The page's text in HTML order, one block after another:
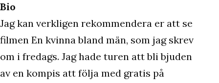
Bio
Jag kan verkligen rekommendera er att se
filmen En kvinna bland män, som jag skrev
om i fredags. Jag hade turen att bli bjuden
av en kompis att följa med gratis på